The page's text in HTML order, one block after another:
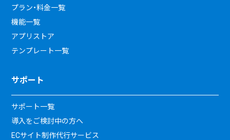
プラン・料金一覧
機能一覧
アプリストア
テンプレート一覧
サポート
サポート一覧
導入をご検討中の方へ
ECサイト制作代行サービス